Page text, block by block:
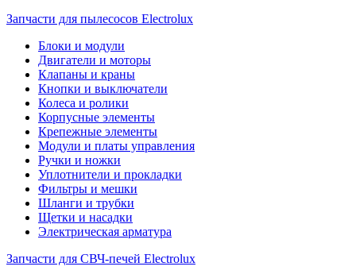
Запчасти для пылесосов Electrolux
Блоки и модули
Двигатели и моторы
Клапаны и краны
Кнопки и выключатели
Колеса и ролики
Корпусные элементы
Крепежные элементы
Модули и платы управления
Ручки и ножки
Уплотнители и прокладки
Фильтры и мешки
Шланги и трубки
Щетки и насадки
Электрическая арматура
Запчасти для СВЧ-печей Electrolux